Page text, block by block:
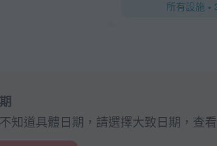
所有設施 •
知道具體日期，請選擇大致日期，查